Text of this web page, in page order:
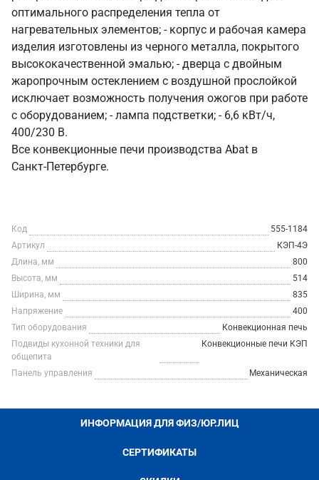
оптимального распределения тепла от
нагревательных элементов; - корпус и рабочая камера
изделия изготовлены из черного металла, покрытого
высококачественной эмалью; - дверца с двойным
жаропрочным остеклением с воздушной прослойкой
исключает возможность получения ожогов при работе
с оборудованием; - лампа подстветки; - 6,6 кВт/ч,
400/230 В.
Все конвекционные печи производства Abat в
Санкт‑Петербурге.
Код
555-1184
Артикул
КЭП-4Э
Длина, мм
800
Высота, мм
514
Ширина, мм
835
Напряжение
400
Тип оборудования
Конвекционная печь
Подвиды кухонной техники для
общепита
Конвекционные печи КЭП
Панель управления Механическая
ИНФОРМАЦИЯ ДЛЯ ФИЗ/ЮР.ЛИЦ
СЕРТИФИКАТЫ